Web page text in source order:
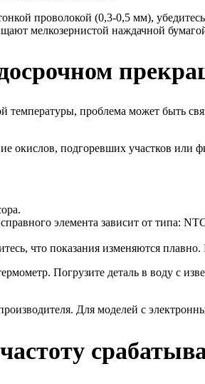
проволокой (0,3-0,5 мм),
мелкозернистой наждачной
проблема может быть
окислов, подгоревших участков
элемента зависит от типа:
что показания изменяются плавно.
Погрузите деталь в воду с
Для моделей с